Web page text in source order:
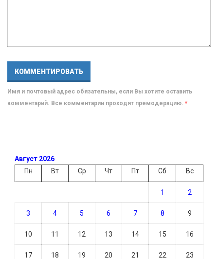
Имя и почтовый адрес обязательны, если Вы хотите оставить
комментарий. Все комментарии проходят премодерацию. *
Август 2026
Пн
Вт Ср Чт Пт Сб Вс
1 2
3 4 5 6 7 8 9
10 11 12 13 14 15 16
17 18 19 20 21 22 23